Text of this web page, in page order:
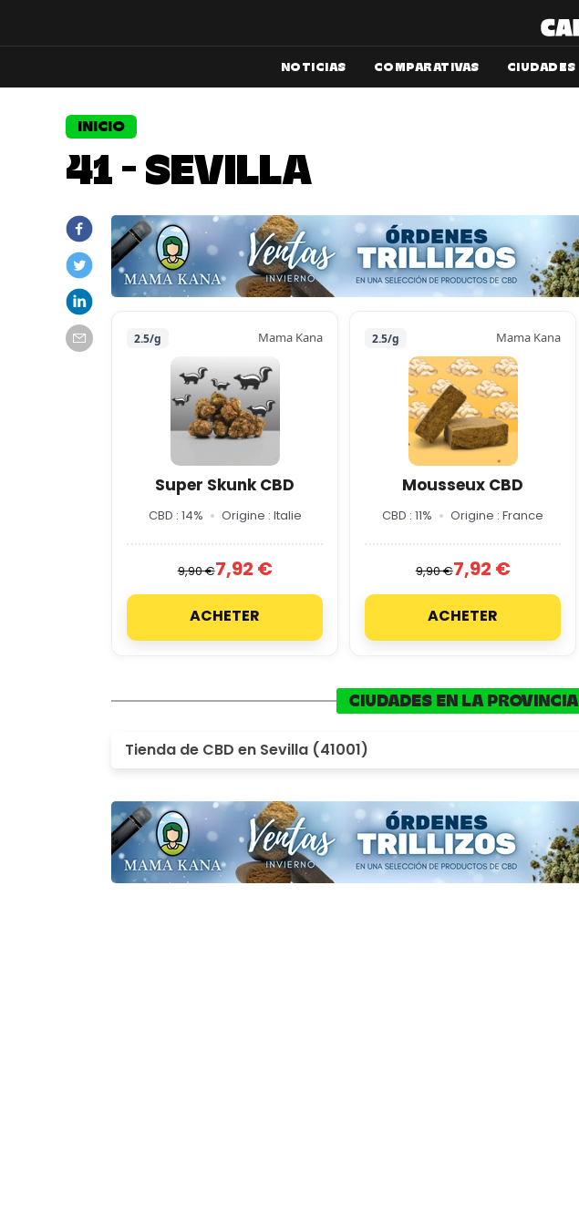
NOTICIAS COMPARATIVAS CIUDADES
INICIO
41 - SEVILLA
2.5/g Mama Kana
Super Skunk CBD
CBD : 14% Origine : Italie
9,90 €7,92 €
ACHETER
2.5/g Mama Kana
Mousseux CBD
CBD : 11% Origine : France
9,90 €7,92 €
ACHETER
CIUDADES EN LA PROVINCIA
Tienda de CBD en Sevilla (41001)